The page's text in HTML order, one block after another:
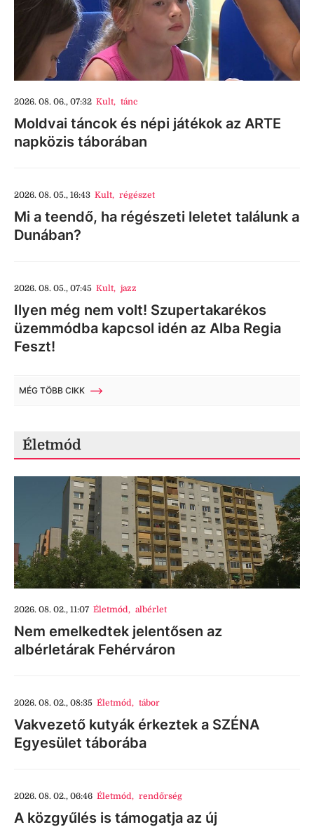
2026. 08. 06., 07:32 Kult, tánc
Moldvai táncok és népi játékok az ARTE
napközis táborában
2026. 08. 05., 16:43 Kult, régészet
Mi a teendő, ha régészeti leletet találunk a
Dunában?
2026. 08. 05., 07:45 Kult, jazz
Ilyen még nem volt! Szupertakarékos
üzemmódba kapcsol idén az Alba Regia
Feszt!
MÉG TÖBB CIKK
Életmód
2026. 08. 02., 11:07 Életmód, albérlet
Nem emelkedtek jelentősen az
albérletárak Fehérváron
2026. 08. 02., 08:35 Életmód, tábor
Vakvezető kutyák érkeztek a SZÉNA
Egyesület táborába
2026. 08. 02., 06:46 Életmód, rendőrség
A közgyűlés is támogatja az új